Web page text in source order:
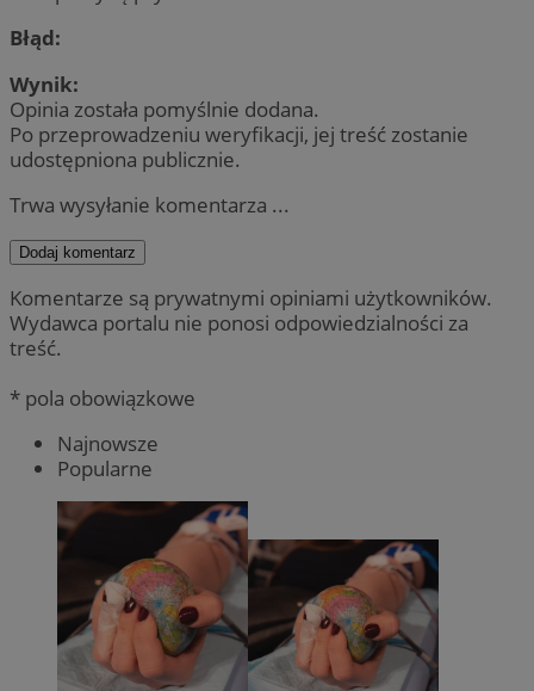
Błąd:
Wynik:
Opinia została pomyślnie dodana.
Po przeprowadzeniu weryfikacji, jej treść zostanie
udostępniona publicznie.
Trwa wysyłanie komentarza ...
Dodaj komentarz
Komentarze są prywatnymi opiniami użytkowników.
Wydawca portalu nie ponosi odpowiedzialności za
treść.
* pola obowiązkowe
Najnowsze
Popularne